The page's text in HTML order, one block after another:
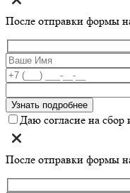
После отправки формы
Даю согласие на сбор
После отправки формы